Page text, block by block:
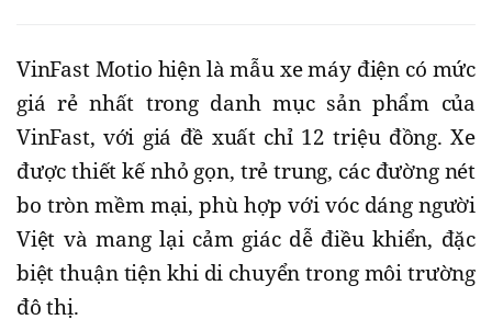
VinFast Motio hiện là mẫu xe máy điện có mức
giá rẻ nhất trong danh mục sản phẩm của
VinFast, với giá đề xuất chỉ 12 triệu đồng. Xe
được thiết kế nhỏ gọn, trẻ trung, các đường nét
bo tròn mềm mại, phù hợp với vóc dáng người
Việt và mang lại cảm giác dễ điều khiển, đặc
biệt thuận tiện khi di chuyển trong môi trường
đô thị.